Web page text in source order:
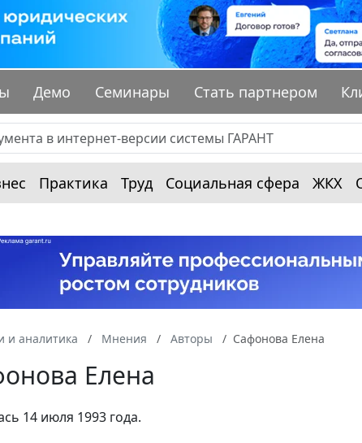
Демо Семинары Стать партнером
Практика Труд Социальная сфера ЖКХ
и аналитика Мнения Авторы Сафонова Елена
Елена
14 июля 1993 года.